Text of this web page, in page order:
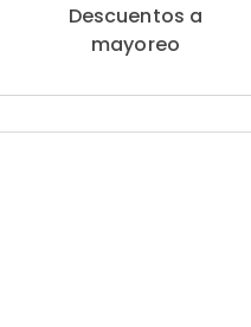
Descuentos a
mayoreo